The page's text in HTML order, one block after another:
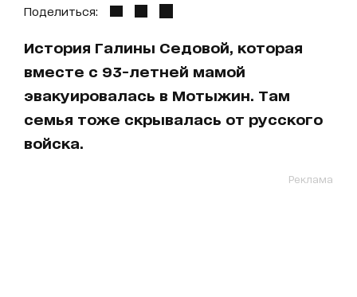
Поделиться:
История Галины Седовой, которая
вместе с 93-летней мамой
эвакуировалась в Мотыжин. Там
семья тоже скрывалась от русского
войска.
Реклама